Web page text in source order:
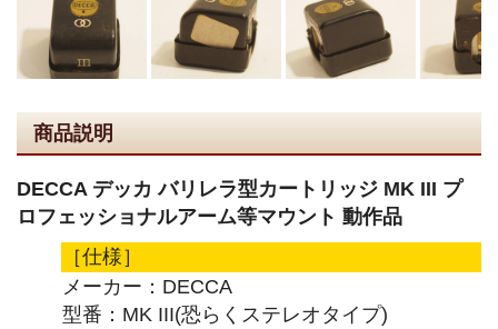
商品説明
DECCA デッカ バリレラ型カートリッジ MK III プ
ロフェッショナルアーム等マウント 動作品
［仕様］
メーカー：DECCA
型番：MK III(恐らくステレオタイプ)